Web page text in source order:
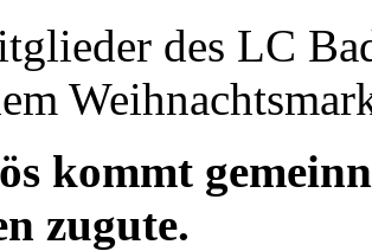
des LC
kommt
zugute.